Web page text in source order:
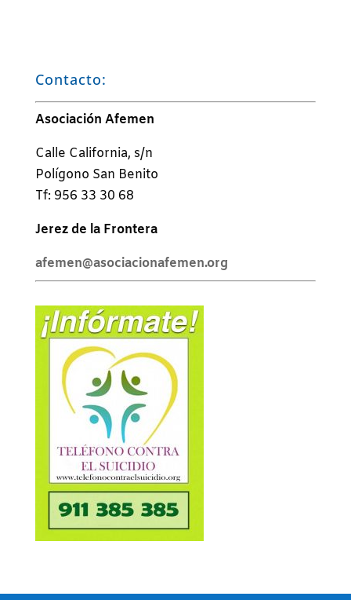
Contacto:
Asociación Afemen
Calle California, s/n
Polígono San Benito
Tf: 956 33 30 68
Jerez de la Frontera
afemen@asociacionafemen.org